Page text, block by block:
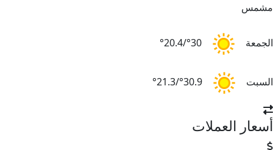
مشمس
الجمعة 30°/20.4°
السبت 30.9°/21.3°
أسعار العملات